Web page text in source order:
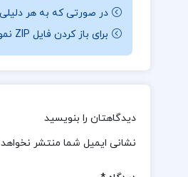
در صورتی که به هر
برای باز کردن فایل ZIP نمونه سوال ها نیاز به نرم افزار Winrar دارید.
دیدگاهتان را بنویسید
نشانی ایمیل شما منتشر